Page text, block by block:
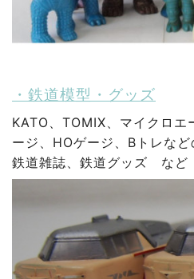
・鉄道模型・グッズ
KATO、TOMIX、マイクロ
ージ、HOゲージ、Bトレなど
鉄道雑誌、鉄道グッズ など